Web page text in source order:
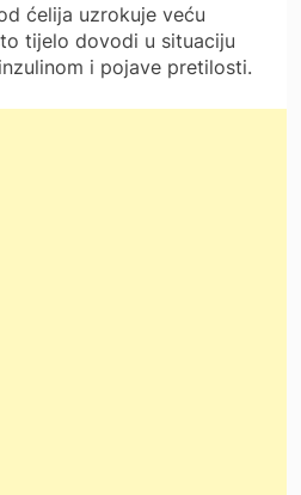
ćelija uzrokuje veću
tijelo dovodi u situaciju
i pojave pretilosti.